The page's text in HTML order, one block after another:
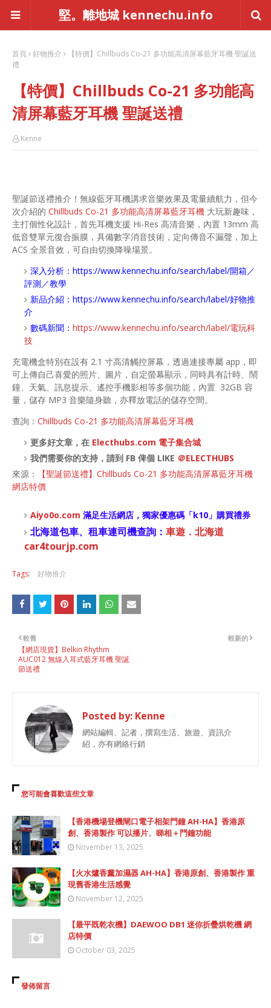
堅。離地城 kennechu.info
首頁 好物推介
【特價】Chillbuds Co-21 多功能高清屏幕藍牙耳機 聖誕送
禮
【特價】Chillbuds Co-21 多功能高
清屏幕藍牙耳機 聖誕送禮
Kenne
聖誕節送禮推介！無線藍牙耳機講求音樂效果及電量續航力，但今
次介紹的 Chillbuds Co-21 多功能高清屏幕藍牙耳機 大玩新趣味，
主打個性化設計，首先耳機支援 Hi-Res 高清音樂，內置 13mm 高
低音雙單元復合振膜，具備數字消音技術，定向傳音不漏聲，加上
ACS 全景音效，可自由切換降噪場景。
深入分析： https://www.kennechu.info/search/label/開箱／
評測／教學
新品介紹： https://www.kennechu.info/search/label/好物推
介
數碼新聞： https://www.kennechu.info/search/label/電玩科
技
充電機盒特別在設有 2.1 寸高清觸控屏幕，透過連接專屬 app，即
可上傳自己喜愛的照片、圖片，自定螢幕顯示，同時具有計時、鬧
鐘、天氣、訊息提示、遙控手機影相等多個功能，內置 32GB 容
量，儲存 MP3 音樂隨身聽，亦釋放電話的儲存空間。
查詢： Chillbuds Co-21 多功能高清屏幕藍牙耳機
更多好文章，在 Electhubs.com 電子集合城
我們需要你的支持，請到 FB 俾個 LIKE ＠ELECTHUBS
來源：
【聖誕節送禮】Chillbuds Co-21 多功能高清屏幕藍牙耳機
網店特價
Aiyo0o.com 滿足生活網店， 獨家優惠碼「k10 」購買禮券
北海道包車、租車連司機查詢： 車遊．北海道
car4tourjp.com
Tags: 好物推介
較新的
較舊
【網店現貨】Belkin Rhythm
AUC012 無線入耳式藍牙耳機 聖誕
節送禮
Posted by: Kenne
網站編輯、記者，撰寫生活、旅遊、資訊介
紹，亦有網絡行銷
您可能會喜歡這些文章
【香港機場登機閘口電子相架門鐘 AH-HA】香港原
創、香港製作 可以播片、睇相＋門鐘功能
November 13, 2025
【火水爐香薰加濕器 AH-HA】香港原創、香港製作 重
現舊香港生活感覺
November 12, 2025
【最平既乾衣機】DAEWOO DB1 迷你折疊烘乾機 網
店特價
October 03, 2025
發佈留言